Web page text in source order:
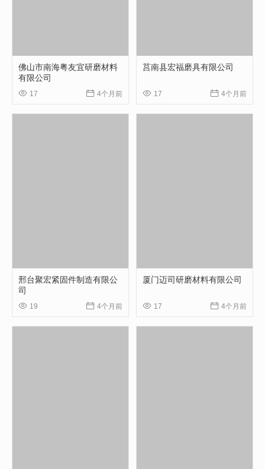
佛山市南海粤友宜研磨材料
有限公司
 17  4个月前
莒南县宏福磨具有限公司
 17  4个月前
邢台聚宏紧固件制造有限公
司
 19  4个月前
厦门迈司研磨材料有限公司
 17  4个月前